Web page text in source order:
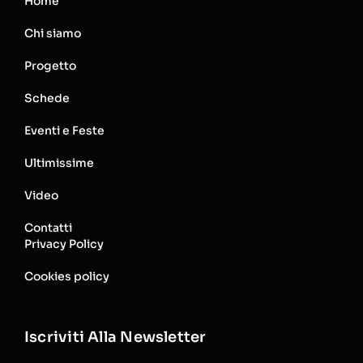
Chi siamo
Progetto
Schede
Eventi e Feste
Ultimissime
Video
Contatti
Privacy Policy
Cookies policy
Iscriviti Alla Newsletter